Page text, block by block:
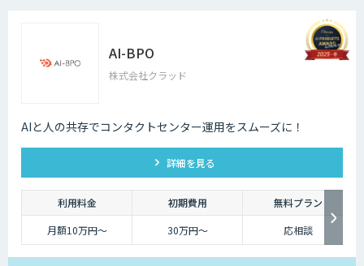
AI-BPO
株式会社クラッド
AIと人の共存でコンタクトセンター運用をスムーズに！
詳細を見る
利用料金 初期費用
無料プラン
月額10万円〜
30万円〜 応相談